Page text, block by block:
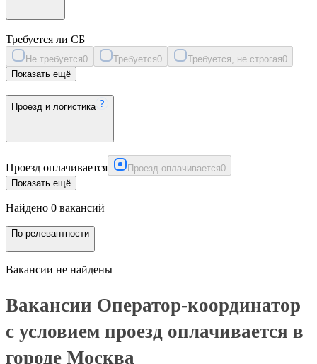
Требуется ли СБ
Не требуется0 Требуется0 Требуется, не строгая0
Показать ещё
Проезд и логистика
Проезд оплачивается Проезд оплачивается0
Показать ещё
Найдено 0 вакансий
По релевантности
Вакансии не найдены
Вакансии Оператор-координатор
с условием проезд оплачивается в
городе Москва